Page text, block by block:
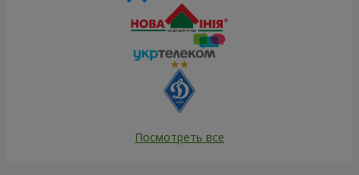
Посмотреть все